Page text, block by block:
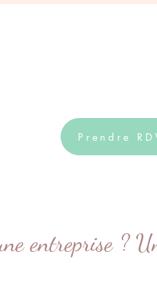
Prendre
entreprise ?